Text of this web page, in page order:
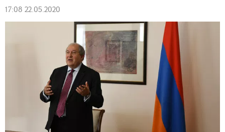
17:08 22.05.2020